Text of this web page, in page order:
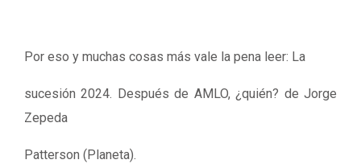
Por eso y muchas cosas más vale la pena leer: La
sucesión 2024. Después de AMLO, ¿quién? de Jorge
Zepeda
Patterson (Planeta).